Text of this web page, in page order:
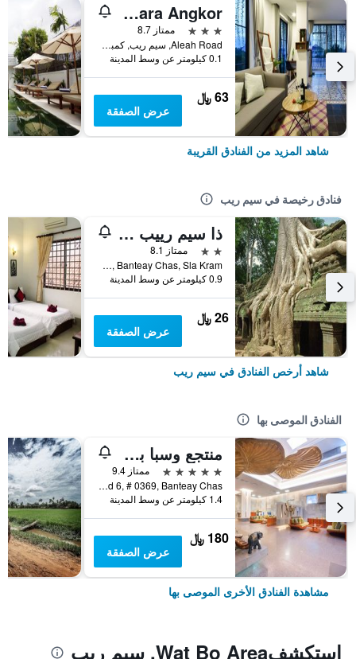
Vihara Angkor
3 نجوم
ممتاز 8.7
Aleah Road, سيم ريب, كمبوديا
0.1 كيلومتر عن وسط المدينة
63 ﷼
عرض الصفقة
شاهد المزيد من الفنادق القريبة
فنادق رخيصة في سيم ريب
ذا سيم رييب تشيلد باكباكرز
2 نجمتين
ممتاز 8.1
Wat Bo Rd, Banteay Chas, Sla Kram, سيم ريب, كمبوديا
0.9 كيلومتر عن وسط المدينة
26 ﷼
عرض الصفقة
شاهد أرخص الفنادق في سيم ريب
الفنادق الموصى بها
منتجع وسبا بوراي أنغكور
5 نجوم
ممتاز 9.4
National Road 6, # 0369, Banteay Chas, سيم ريب, كمبوديا
1.4 كيلومتر عن وسط المدينة
180 ﷼
عرض الصفقة
مشاهدة الفنادق الأخرى الموصى بها
استكشفWat Bo Area, سيم ريب